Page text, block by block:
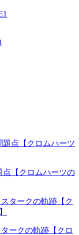
点【クロムハーツの
タークの軌跡【クロ